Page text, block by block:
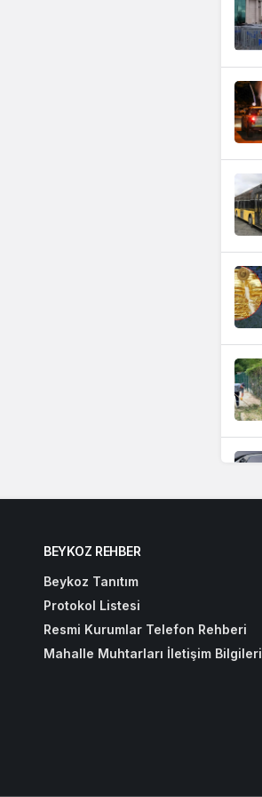
BEYKOZ REHBER
Beykoz Tanıtım
Protokol Listesi
Resmi Kurumlar Telefon Rehberi
Mahalle Muhtarları İletişim Bilgileri